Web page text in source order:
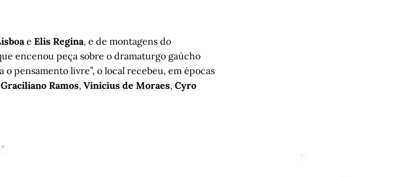
e Elis Regina, e de montagens do
encenou peça sobre o dramaturgo gaúcho
o pensamento livre”, o local recebeu, em épocas
Graciliano Ramos, Vinicius de Moraes, Cyro